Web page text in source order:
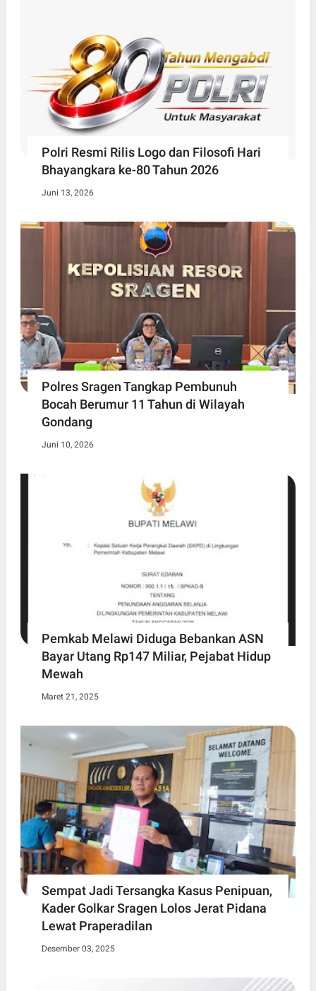
Polri Resmi Rilis Logo dan Filosofi Hari
Bhayangkara ke-80 Tahun 2026
Juni 13, 2026
Polres Sragen Tangkap Pembunuh
Bocah Berumur 11 Tahun di Wilayah
Gondang
Juni 10, 2026
Pemkab Melawi Diduga Bebankan ASN
Bayar Utang Rp147 Miliar, Pejabat Hidup
Mewah
Maret 21, 2025
Sempat Jadi Tersangka Kasus Penipuan,
Kader Golkar Sragen Lolos Jerat Pidana
Lewat Praperadilan
Desember 03, 2025